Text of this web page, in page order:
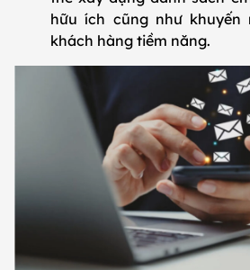
hữu ích cũng như khuyến
khách hàng tiềm năng.